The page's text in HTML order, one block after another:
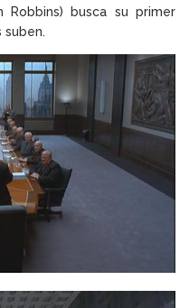
Robbins) busca su primer
suben.